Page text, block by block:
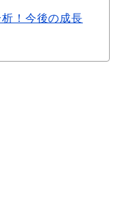
析！今後の成長